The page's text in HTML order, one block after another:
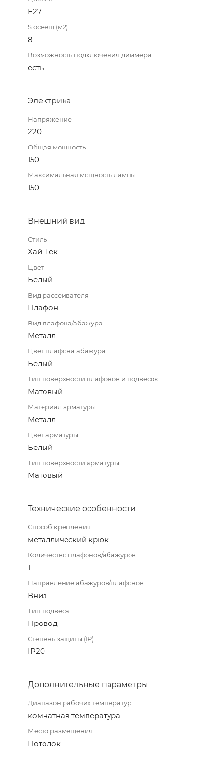
E27
S освещ.(м2)
8
Возможность подключения диммера
есть
Электрика
Напряжение
220
Общая мощность
150
Максимальная мощность лампы
150
Внешний вид
Стиль
Хай-Тек
Цвет
Белый
Вид рассеивателя
Плафон
Вид плафона/абажура
Металл
Цвет плафона абажура
Белый
Тип поверхности плафонов и подвесок
Матовый
Материал арматуры
Металл
Цвет арматуры
Белый
Тип поверхности арматуры
Матовый
Технические особенности
Способ крепления
металлический крюк
Количество плафонов/абажуров
1
Направление абажуров/плафонов
Вниз
Тип подвеса
Провод
Степень защиты (IP)
IP20
Дополнительные параметры
Диапазон рабочих температур
комнатная температура
Место размещения
Потолок